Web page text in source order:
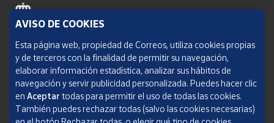
Política de cookies
Aviso legal
Condiciones del servicio
Política de Privacidad Web
AVISO DE COOKIES
Esta página web, propiedad de Correos, utiliza cookies propias
y de terceros con la finalidad de permitir su navegación,
elaborar información estadística, analizar sus hábitos de
navegación y servir publicidad personalizada. Puedes hacer clic
en Aceptar todas para permitir el uso de todas las cookies.
También puedes rechazar todas (salvo las cookies necesarias)